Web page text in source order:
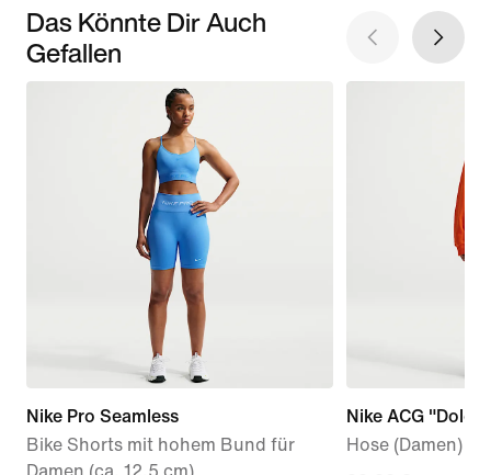
Das Könnte Dir Auch
Gefallen
Nike Pro Seamless
Bike Shorts mit hohem Bund für
Damen (ca. 12,5 cm)
Nike ACG
Hose (Damen)